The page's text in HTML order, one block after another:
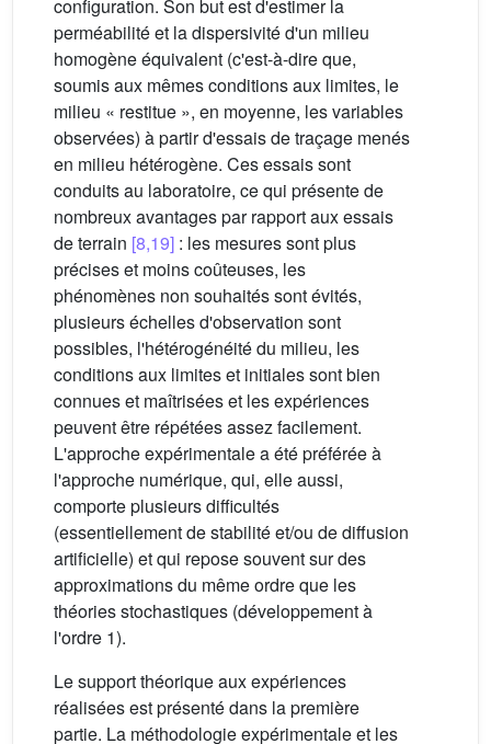
configuration. Son but est d'estimer la
perméabilité et la dispersivité d'un milieu
homogène équivalent (c'est-à-dire que,
soumis aux mêmes conditions aux limites, le
milieu « restitue », en moyenne, les variables
observées) à partir d'essais de traçage menés
en milieu hétérogène. Ces essais sont
conduits au laboratoire, ce qui présente de
nombreux avantages par rapport aux essais
de terrain [8,19] : les mesures sont plus
précises et moins coûteuses, les
phénomènes non souhaités sont évités,
plusieurs échelles d'observation sont
possibles, l'hétérogénéité du milieu, les
conditions aux limites et initiales sont bien
connues et maîtrisées et les expériences
peuvent être répétées assez facilement.
L'approche expérimentale a été préférée à
l'approche numérique, qui, elle aussi,
comporte plusieurs difficultés
(essentiellement de stabilité et/ou de diffusion
artificielle) et qui repose souvent sur des
approximations du même ordre que les
théories stochastiques (développement à
l'ordre 1).
Le support théorique aux expériences
réalisées est présenté dans la première
partie. La méthodologie expérimentale et les